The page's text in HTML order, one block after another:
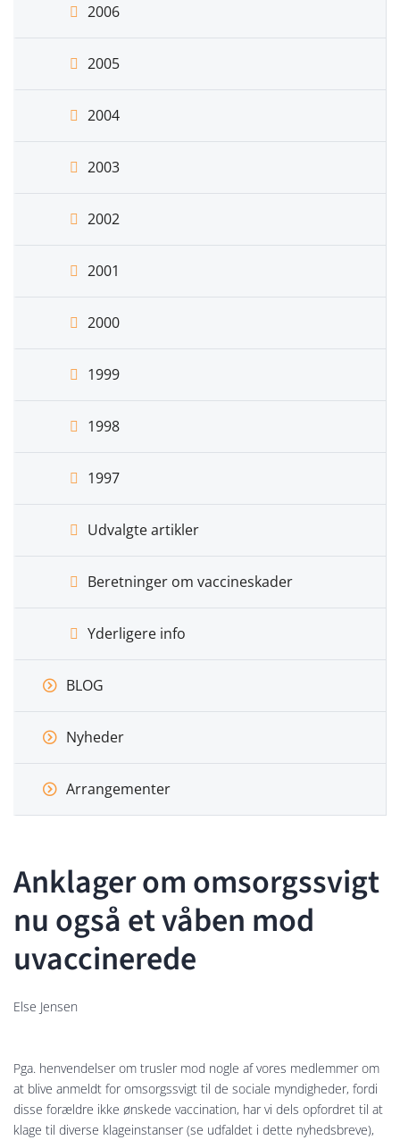
2006
2005
2004
2003
2002
2001
2000
1999
1998
1997
Udvalgte artikler
Beretninger om vaccineskader
Yderligere info
BLOG
Nyheder
Arrangementer
Anklager om omsorgssvigt
nu også et våben mod
uvaccinerede
Else Jensen
Pga. henvendelser om trusler mod nogle af vores medlemmer om
at blive anmeldt for omsorgssvigt til de sociale myndigheder, fordi
disse forældre ikke ønskede vaccination, har vi dels opfordret til at
klage til diverse klageinstanser (se udfaldet i dette nyhedsbreve),